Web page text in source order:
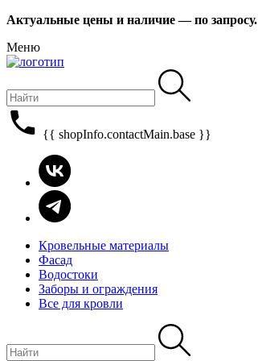
Актуальные цены и наличие — по запросу.
Меню
{{ shopInfo.contactMain.base }}
Кровельные материалы
Фасад
Водостоки
Заборы и ограждения
Все для кровли